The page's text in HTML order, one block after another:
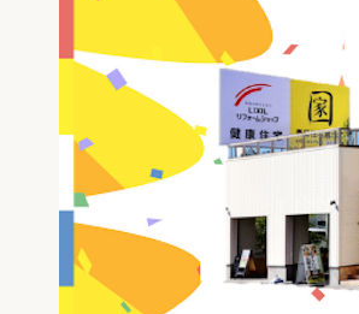
中古物件探しから性能向上リフォームをワン
ストップ